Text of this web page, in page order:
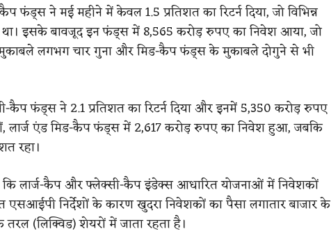
फंड्स ने मई महीने में केवल 1.5 प्रतिशत का रिटर्न दिया, जो विभिन्न
इसके बावजूद इन फंड्स में 8,565 करोड़ रुपए का निवेश आया, जो
लगभग चार गुना और मिड-कैप फंड्स के मुकाबले दोगुने से भी
फंड्स ने 2.1 प्रतिशत का रिटर्न दिया और इनमें 5,350 करोड़ रुपए
लार्ज एंड मिड-कैप फंड्स में 2,617 करोड़ रुपए का निवेश हुआ, जबकि
रहा।
कि लार्ज-कैप और फ्लेक्सी-कैप इंडेक्स आधारित योजनाओं में निवेशकों
एसआईपी निर्देशों के कारण खुदरा निवेशकों का पैसा लगातार बाजार के
(लिक्विड) शेयरों में जाता रहता है।